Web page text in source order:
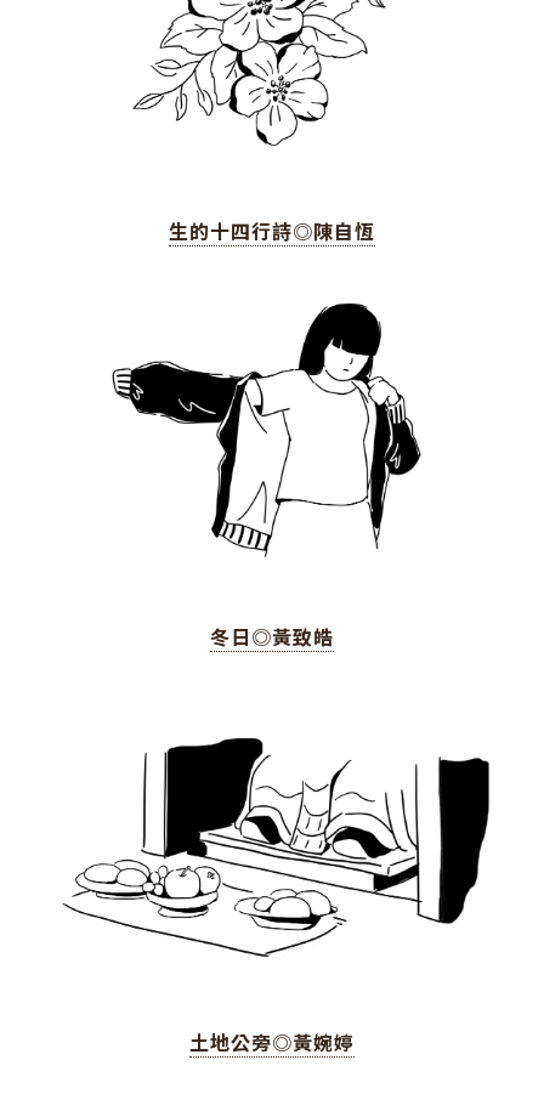
生的十四行詩◎陳自恆
冬日◎黃致皓
土地公旁◎黃婉婷